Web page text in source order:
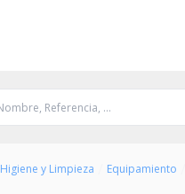
Higiene y Limpieza Equipamiento